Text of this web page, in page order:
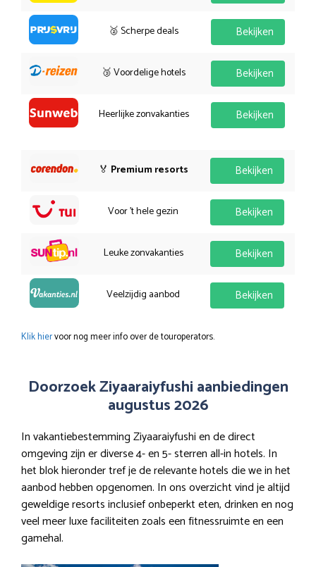
🥈 Scherpe deals Bekijken
🥉 Voordelige hotels Bekijken
Heerlijke zonvakanties Bekijken
🏅 Premium resorts Bekijken
Voor 't hele gezin Bekijken
Leuke zonvakanties Bekijken
Veelzijdig aanbod Bekijken
Klik hiervoor nog meer info over de touroperators.
Doorzoek Ziyaaraiyfushi aanbiedingen
augustus 2026
In vakantiebestemming Ziyaaraiyfushi en de direct
omgeving zijn er diverse 4- en 5- sterren all-in hotels. In
het blok hieronder tref je de relevante hotels die we in het
aanbod hebben opgenomen. In ons overzicht vind je altijd
geweldige resorts inclusief onbeperkt eten, drinken en nog
veel meer luxe faciliteiten zoals een fitnessruimte en een
gamehal.